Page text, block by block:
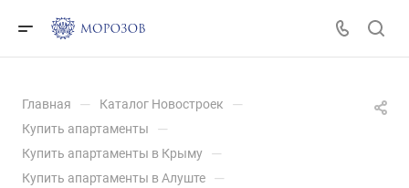
Главная — Каталог Новостроек —
Купить апартаменты —
Купить апартаменты в Крыму —
Купить апартаменты в Алуште —